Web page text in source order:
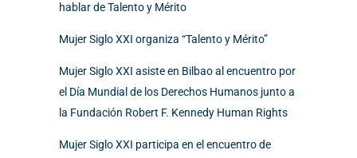
hablar de Talento y Mérito
Mujer Siglo XXI organiza “Talento y Mérito”
Mujer Siglo XXI asiste en Bilbao al encuentro por
el Día Mundial de los Derechos Humanos junto a
la Fundación Robert F. Kennedy Human Rights
Mujer Siglo XXI participa en el encuentro de